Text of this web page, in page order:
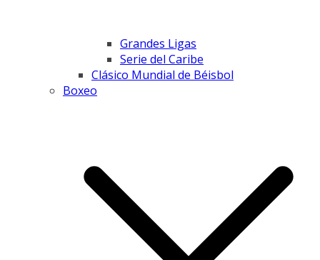
Grandes Ligas
Serie del Caribe
Clásico Mundial de Béisbol
Boxeo